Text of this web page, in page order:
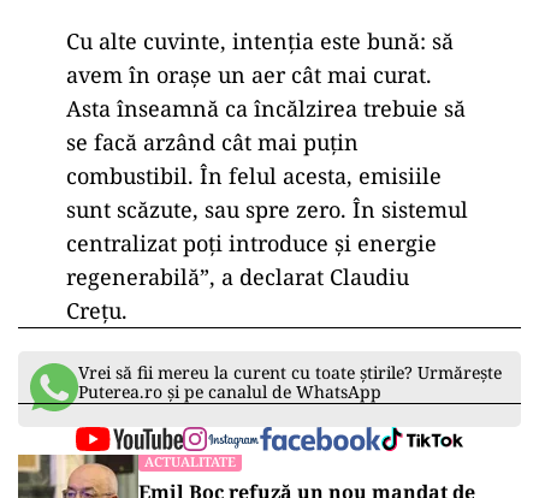
Cu alte cuvinte, intenția este bună: să
avem în orașe un aer cât mai curat.
Asta înseamnă ca încălzirea trebuie să
se facă arzând cât mai puțin
combustibil. În felul acesta, emisiile
sunt scăzute, sau spre zero. În sistemul
centralizat poți introduce și energie
regenerabilă”, a declarat Claudiu
Crețu.
Vrei să fii mereu la curent cu toate știrile? Urmărește
Puterea.ro și pe canalul de WhatsApp
ACTUALITATE
Emil Boc refuză un nou mandat de